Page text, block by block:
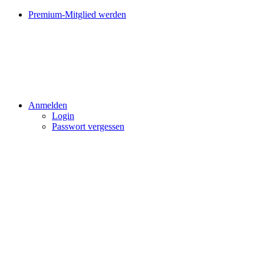
Premium-Mitglied werden
Anmelden
Login
Passwort vergessen